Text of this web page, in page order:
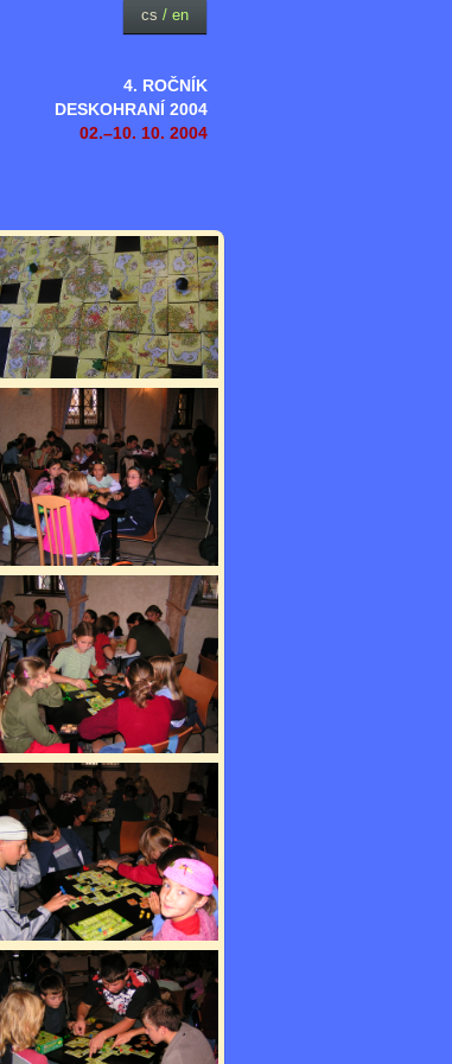
4. ROČNÍK
DESKOHRANÍ 2004
02.–10. 10. 2004
cs / en